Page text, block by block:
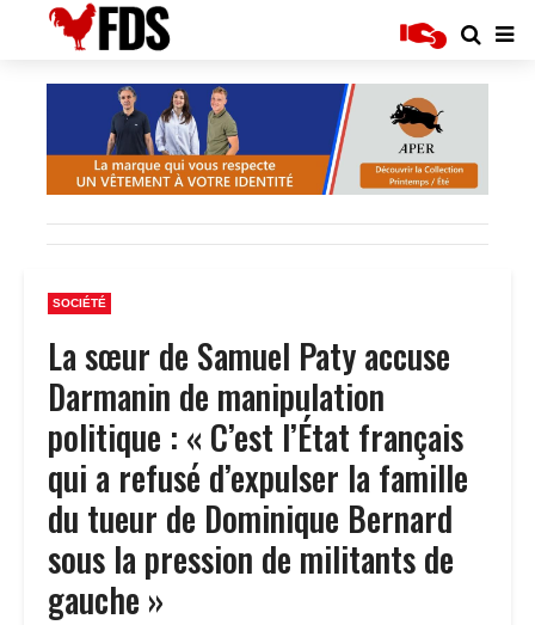
SOCIÉTÉ
La sœur de Samuel Paty accuse
Darmanin de manipulation
politique : « C’est l’État français
qui a refusé d’expulser la famille
du tueur de Dominique Bernard
sous la pression de militants de
gauche »